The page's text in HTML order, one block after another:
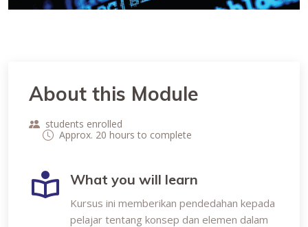
About this Module
students enrolled
Approx. 20 hours to complete
What you will learn
Kursus ini memberikan pendedahan kepada
pelajar tentang konsep dan elemen dalam